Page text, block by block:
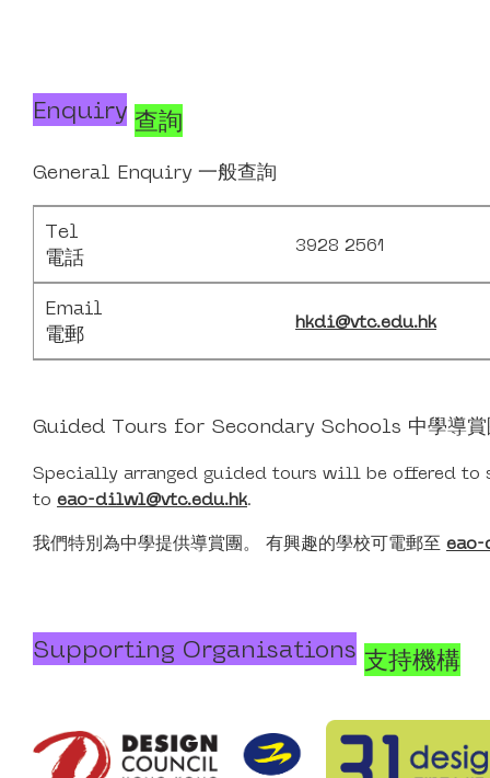
Enquiry 查詢
General Enquiry 一般查詢
Tel
電話
3928 2561
Email
電郵
hkdi@vtc.edu.hk
Guided Tours for Secondary Schools 中學導賞
Specially arranged guided tours will be offered to
to eao-dilwl@vtc.edu.hk.
我們特別為中學提供導賞團。 有興趣的學校可電郵至
Supporting Organisations 支持機構